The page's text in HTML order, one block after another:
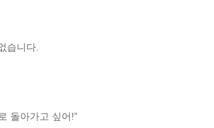
습니다.
돌아가고 싶어!”